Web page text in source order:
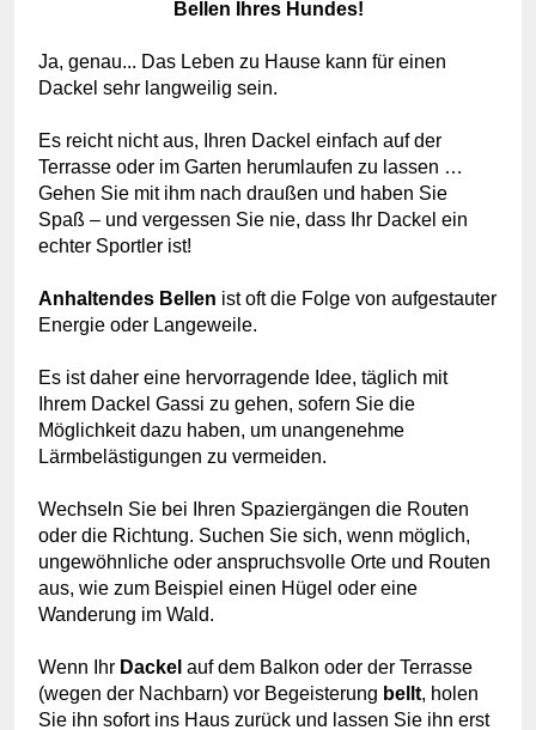
Bellen Ihres Hundes!
Ja, genau... Das Leben zu Hause kann für einen
Dackel sehr langweilig sein.
Es reicht nicht aus, Ihren Dackel einfach auf der
Terrasse oder im Garten herumlaufen zu lassen …
Gehen Sie mit ihm nach draußen und haben Sie
Spaß – und vergessen Sie nie, dass Ihr Dackel ein
echter Sportler ist!
Anhaltendes Bellen ist oft die Folge von aufgestauter
Energie oder Langeweile.
Es ist daher eine hervorragende Idee, täglich mit
Ihrem Dackel Gassi zu gehen, sofern Sie die
Möglichkeit dazu haben, um unangenehme
Lärmbelästigungen zu vermeiden.
Wechseln Sie bei Ihren Spaziergängen die Routen
oder die Richtung. Suchen Sie sich, wenn möglich,
ungewöhnliche oder anspruchsvolle Orte und Routen
aus, wie zum Beispiel einen Hügel oder eine
Wanderung im Wald.
Wenn Ihr Dackel auf dem Balkon oder der Terrasse
(wegen der Nachbarn) vor Begeisterung bellt, holen
Sie ihn sofort ins Haus zurück und lassen Sie ihn erst